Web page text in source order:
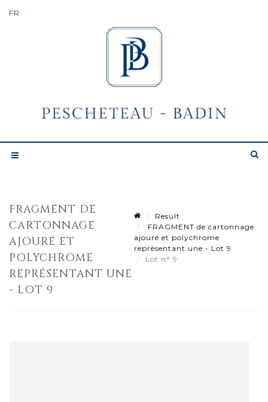
FRAGMENT DE
CARTONNAGE
AJOURÉ ET
POLYCHROME
REPRÉSENTANT UNE
- LOT 9
Result
FRAGMENT de cartonnage
ajouré et polychrome
représentant une - Lot 9
Lot n° 9